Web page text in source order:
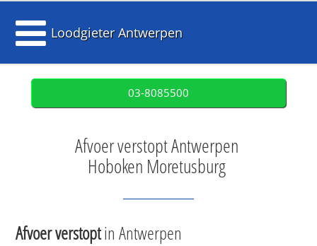
Loodgieter Antwerpen
03-8085500
Afvoer verstopt Antwerpen
Hoboken Moretusburg
Afvoer verstoptin Antwerpen